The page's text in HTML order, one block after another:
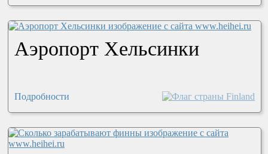
Аэропорт Хельсинки
Подробности